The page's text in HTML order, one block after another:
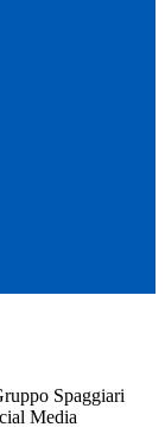
Spaggiari
Media